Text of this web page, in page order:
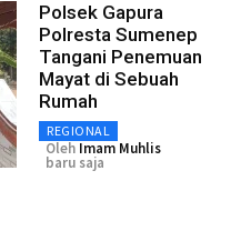
Polsek Gapura
Polresta Sumenep
Tangani Penemuan
Mayat di Sebuah
Rumah
REGIONAL
Oleh Imam Muhlis
baru saja